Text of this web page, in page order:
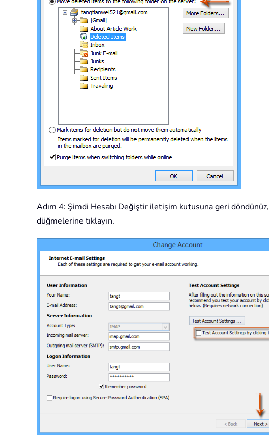
Adım 4: Şimdi Hesabı Değiştir iletişim kutusuna geri döndünüz,
düğmelerine tıklayın.